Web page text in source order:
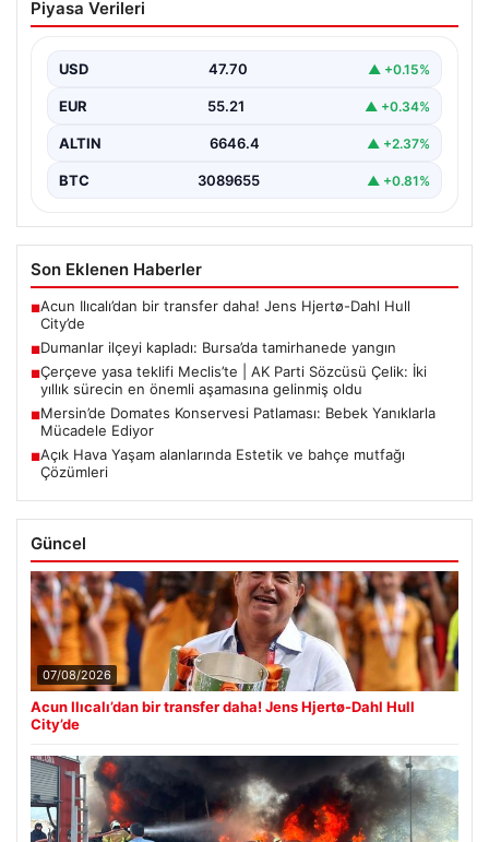
tamirhanede yangın
Piyasa Verileri
USD 47.70 ▲ +0.15%
EUR 55.21 ▲ +0.34%
ALTIN 6646.4 ▲ +2.37%
BTC 3089655 ▲ +0.81%
Son Eklenen Haberler
■Acun Ilıcalı’dan bir transfer daha! Jens Hjertø-Dahl Hull
City’de
■Dumanlar ilçeyi kapladı: Bursa’da tamirhanede yangın
■Çerçeve yasa teklifi Meclis’te | AK Parti Sözcüsü Çelik: İki
yıllık sürecin en önemli aşamasına gelinmiş oldu
■Mersin’de Domates Konservesi Patlaması: Bebek Yanıklarla
Mücadele Ediyor
■Açık Hava Yaşam alanlarında Estetik ve bahçe mutfağı
Çözümleri
Güncel
07/08/2026
Acun Ilıcalı’dan bir transfer daha! Jens Hjertø-Dahl Hull
City’de